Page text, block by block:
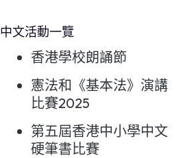
中文活動一覽
香港學校朗誦節
憲法和《基本法》演講
比賽2025
第五屆香港中小學中文
硬筆書比賽